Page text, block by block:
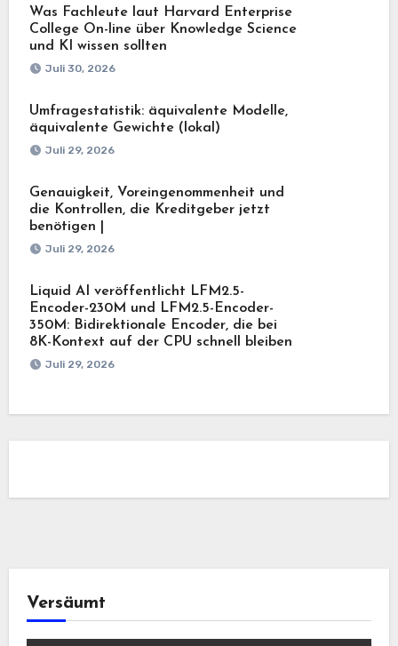
Was Fachleute laut Harvard Enterprise
College On-line über Knowledge Science
und KI wissen sollten
Juli 30, 2026
Umfragestatistik: äquivalente Modelle,
äquivalente Gewichte (lokal)
Juli 29, 2026
Genauigkeit, Voreingenommenheit und
die Kontrollen, die Kreditgeber jetzt
benötigen |
Juli 29, 2026
Liquid AI veröffentlicht LFM2.5-
Encoder-230M und LFM2.5-Encoder-
350M: Bidirektionale Encoder, die bei
8K-Kontext auf der CPU schnell bleiben
Juli 29, 2026
Versäumt